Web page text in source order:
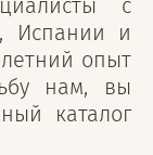
Испании и
опыт
нам, вы
каталог